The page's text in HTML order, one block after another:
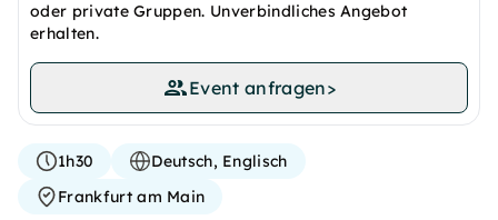
oder private Gruppen. Unverbindliches Angebot
erhalten.
Event anfragen>
1h30
Deutsch, Englisch
Frankfurt am Main